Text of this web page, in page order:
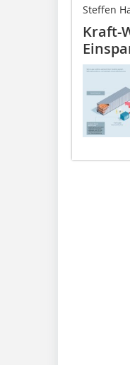
Steffen
Kraft-